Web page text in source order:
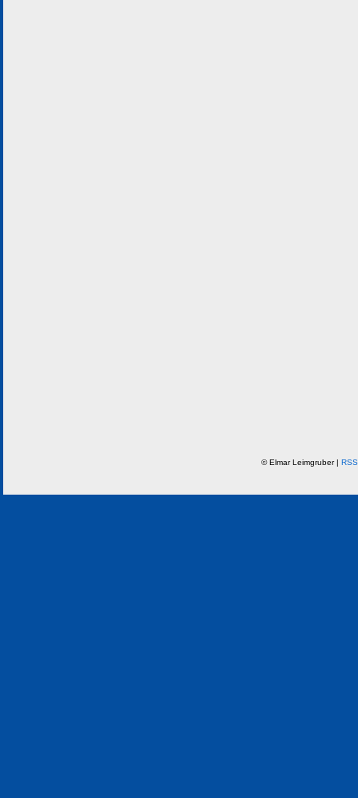
© Elmar Leimgruber |